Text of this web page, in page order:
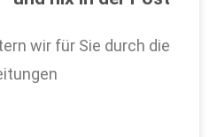
wir für Sie durch die